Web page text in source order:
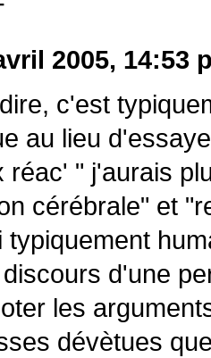
2005, 14:53
c'est
au lieu
réac' " j'aurais
cérébrale" et
typiquement
d'une
les
dévètues